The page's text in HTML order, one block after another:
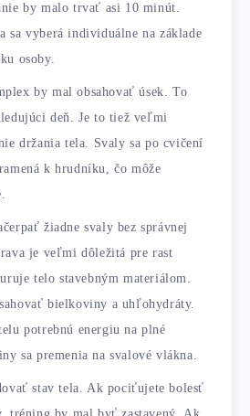
by malo trvať asi 10 minút.
sa vyberá individuálne na základe
osoby.
by mal obsahovať úsek. To
deň. Je to tiež veľmi
držania tela. Svaly sa po cvičení
k hrudníku, čo môže
žiadne svaly bez správnej
je veľmi dôležitá pre rast
telo stavebným materiálom.
bielkoviny a uhľohydráty.
potrebnú energiu na plné
sa premenia na svalové vlákna.
stav tela. Ak pociťujete bolesť